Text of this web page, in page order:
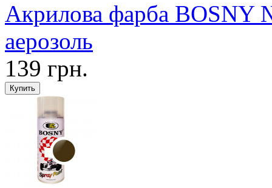
Акрилова фарба
аерозоль
139 грн.